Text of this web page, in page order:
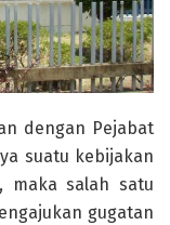
dengan Pejabat
suatu kebijakan
maka salah satu
gugatan